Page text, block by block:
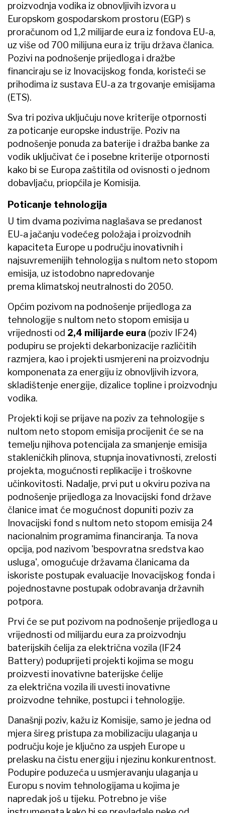
proizvodnja vodika iz obnovljivih izvora u
Europskom gospodarskom prostoru (EGP) s
proračunom od 1,2 milijarde eura iz fondova EU-a,
uz više od 700 milijuna eura iz triju država članica.
Pozivi na podnošenje prijedloga i dražbe
financiraju se iz Inovacijskog fonda, koristeći se
prihodima iz sustava EU-a za trgovanje emisijama
(ETS).
Sva tri poziva uključuju nove kriterije otpornosti
za poticanje europske industrije. Poziv na
podnošenje ponuda za baterije i dražba banke za
vodik uključivat će i posebne kriterije otpornosti
kako bi se Europa zaštitila od ovisnosti o jednom
dobavljaču, priopćila je Komisija.
Poticanje tehnologija
U tim dvama pozivima naglašava se predanost
EU-a jačanju vodećeg položaja i proizvodnih
kapaciteta Europe u području inovativnih i
najsuvremenijih tehnologija s nultom neto stopom
emisija, uz istodobno napredovanje
prema klimatskoj neutralnosti do 2050.
Općim pozivom na podnošenje prijedloga za
tehnologije s nultom neto stopom emisija u
vrijednosti od 2,4 milijarde eura (poziv IF24)
podupiru se projekti dekarbonizacije različitih
razmjera, kao i projekti usmjereni na proizvodnju
komponenata za energiju iz obnovljivih izvora,
skladištenje energije, dizalice topline i proizvodnju
vodika.
Projekti koji se prijave na poziv za tehnologije s
nultom neto stopom emisija procijenit će se na
temelju njihova potencijala za smanjenje emisija
stakleničkih plinova, stupnja inovativnosti, zrelosti
projekta, mogućnosti replikacije i troškovne
učinkovitosti. Nadalje, prvi put u okviru poziva na
podnošenje prijedloga za Inovacijski fond države
članice imat će mogućnost dopuniti poziv za
Inovacijski fond s nultom neto stopom emisija 24
nacionalnim programima financiranja. Ta nova
opcija, pod nazivom 'bespovratna sredstva kao
usluga', omogućuje državama članicama da
iskoriste postupak evaluacije Inovacijskog fonda i
pojednostavne postupak odobravanja državnih
potpora.
Prvi će se put pozivom na podnošenje prijedloga u
vrijednosti od milijardu eura za proizvodnju
baterijskih ćelija za električna vozila (IF24
Battery) poduprijeti projekti kojima se mogu
proizvesti inovativne baterijske ćelije
za električna vozila ili uvesti inovativne
proizvodne tehnike, postupci i tehnologije.
Današnji poziv, kažu iz Komisije, samo je jedna od
mjera šireg pristupa za mobilizaciju ulaganja u
području koje je ključno za uspjeh Europe u
prelasku na čistu energiju i njezinu konkurentnost.
Podupire poduzeća u usmjeravanju ulaganja u
Europu s novim tehnologijama u kojima je
napredak još u tijeku. Potrebno je više